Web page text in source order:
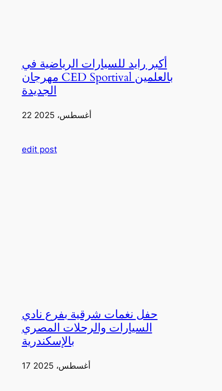
أكبر رايد للسيارات الرياضية في
مهرجان CED Sportival بالعلمين
الجديدة
22 أغسطس، 2025
edit post
حفل نغمات شرقية بفرع نادي
السيارات والرحلات المصري
بالإسكندرية
17 أغسطس، 2025